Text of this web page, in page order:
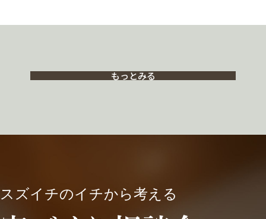
もっとみる
スズイチのイチから考える